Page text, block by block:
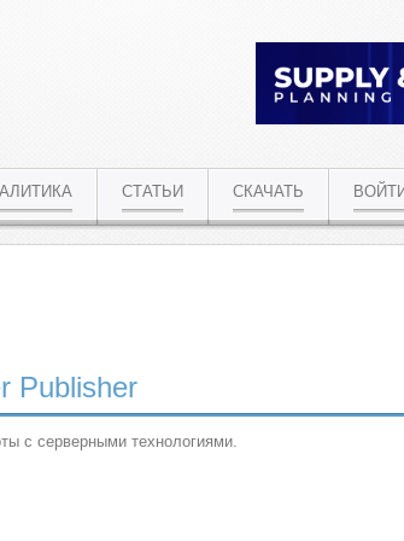
СТАТЬИ СКАЧАТЬ
Publisher
с серверными технологиями.